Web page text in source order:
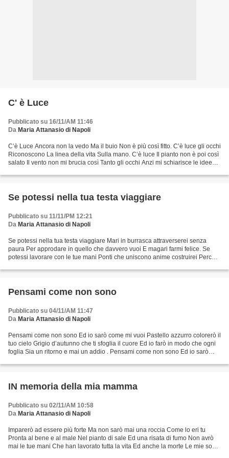
C' è Luce
Pubblicato su 16/11/AM 11:46
Da Maria Attanasio di Napoli
C’è Luce Ancora non la vedo Ma il buio Non è più così fitto. C’è luce gli occhi
Riconoscono La linea della vita Sulla mano. C’è luce Il pianto non è poi così
salato Il vento non mi brucia così Tanto gli occhi Anzi mi schiarisce le idee
Se potessi nella tua testa viaggiare
Pubblicato su 11/11/PM 12:21
Da Maria Attanasio di Napoli
Se potessi nella tua testa viaggiare Mari in burrasca attraverserei senza
paura Per approdare in quello che davvero vuoi E magari farmi felice. Se
potessi lavorare con le tue mani Ponti che uniscono anime costruirei Perché
Pensami come non sono
Pubblicato su 04/11/AM 11:47
Da Maria Attanasio di Napoli
Pensami come non sono Ed io sarò come mi vuoi Pastello azzurro colorerò il
tuo cielo Grigio d’autunno che ti sfoglia il cuore Ed io farò in modo che ogni
foglia Sia un ritorno e mai un addio . Pensami come non sono Ed io sarò
IN memoria della mia mamma
Pubblicato su 02/11/AM 10:58
Da Maria Attanasio di Napoli
Imparerò ad essere più forte Ma non sarò mai una roccia Come lo eri tu
Pronta al bene e al male Nel pianto di sale Ed una risata di fumo Non avrò
mai le tue mani Che han lavorato tutta la vita Ed anche la morte Le mie son